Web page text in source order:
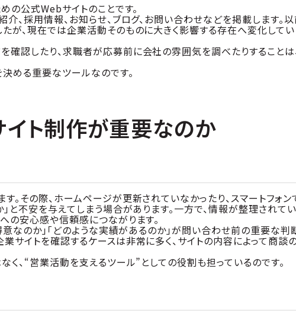
の公式Webサイトのことです。
、採用情報、お知らせ、ブログ、お問い合わせなどを掲載します。
が、現在では企業活動そのものに大きく影響する存在へ変化して
認したり、求職者が応募前に会社の雰囲気を調べたりすることは
める重要なツールなのです。
イト制作が重要なのか
。その際、ホームページが更新されていなかったり、スマートフォン
と不安を与えてしまう場合があります。一方で、情報が整理されてい
の安心感や信頼感につながります。
なのか」「どのような実績があるのか」が問い合わせ前の重要な判
サイトを確認するケースは非常に多く、サイトの内容によって商談
く、“営業活動を支えるツール”としての役割も担っているのです。